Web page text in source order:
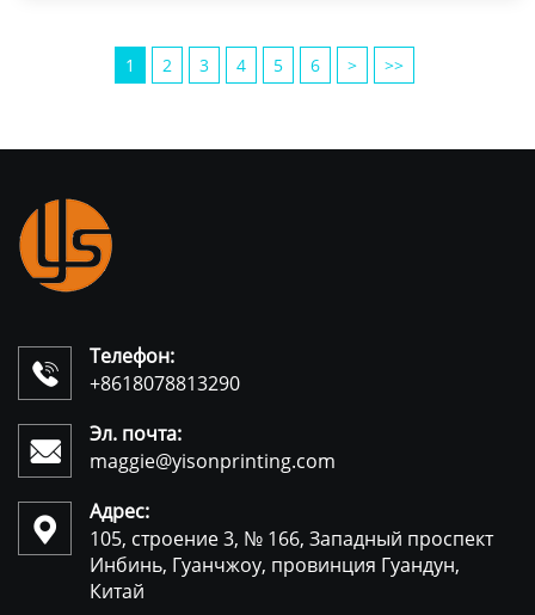
1 2 3 4 5 6 > >>

Телефон:
+8618078813290

Эл. почта:
maggie@yisonprinting.com

Адрес:
105, строение 3, № 166, Западный проспект
Инбинь, Гуанчжоу, провинция Гуандун,
Китай